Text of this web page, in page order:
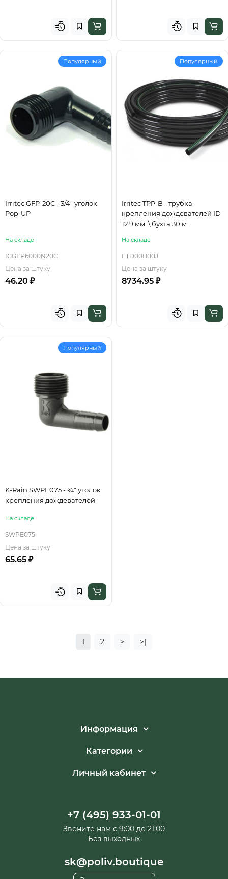
Популярный
Irritec GFP-20C - 3/4" уголок
Pop-UP
На складе
IGGFP6000N20C
Цена за штуку
46.20 ₽
Популярный
Irritec TPP-B - трубка
крепления дождевателей ID
12.9 мм. \ бухта 30 м.
На складе
FTD00B00J
Цена за штуку
8734.95 ₽
Популярный
K-Rain SWPE075 - ¾" уголок
крепления дождевателей
На складе
SWPE075
Цена за штуку
65.65 ₽
1 2 > >|
Информация
Категории
Личный кабинет
+7 (495) 933-01-01
Звоните нам с 9:00 до 21:00
Без выходных
sk@poliv.boutique